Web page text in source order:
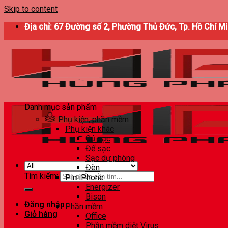
Skip to content
Địa chỉ: 67 Đường số 2, Phường Thủ Đức, Tp. Hồ Chí
Tìm kiếm:
Đăng nhập
Giỏ hàng
Danh mục sản phẩm
Phụ kiện, phần mềm
Phụ kiện khác
Củ sạc
Đế sạc
Sạc dự phòng
Đèn
Pin iPhone
Energizer
Bison
Phần mềm
Office
Phần mềm diệt Virus